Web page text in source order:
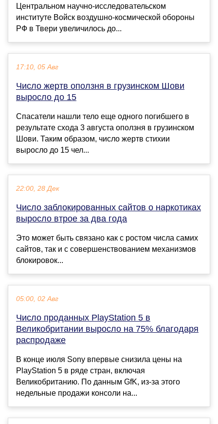
Центральном научно-исследовательском
институте Войск воздушно-космической обороны
РФ в Твери увеличилось до...
17:10, 05 Авг
Число жертв оползня в грузинском Шови
выросло до 15
Спасатели нашли тело еще одного погибшего в
результате схода 3 августа оползня в грузинском
Шови. Таким образом, число жертв стихии
выросло до 15 чел...
22:00, 28 Дек
Число заблокированных сайтов о наркотиках
выросло втрое за два года
Это может быть связано как с ростом числа самих
сайтов, так и с совершенствованием механизмов
блокировок...
05:00, 02 Авг
Число проданных PlayStation 5 в
Великобритании выросло на 75% благодаря
распродаже
В конце июля Sony впервые снизила цены на
PlayStation 5 в ряде стран, включая
Великобританию. По данным GfK, из-за этого
недельные продажи консоли на...